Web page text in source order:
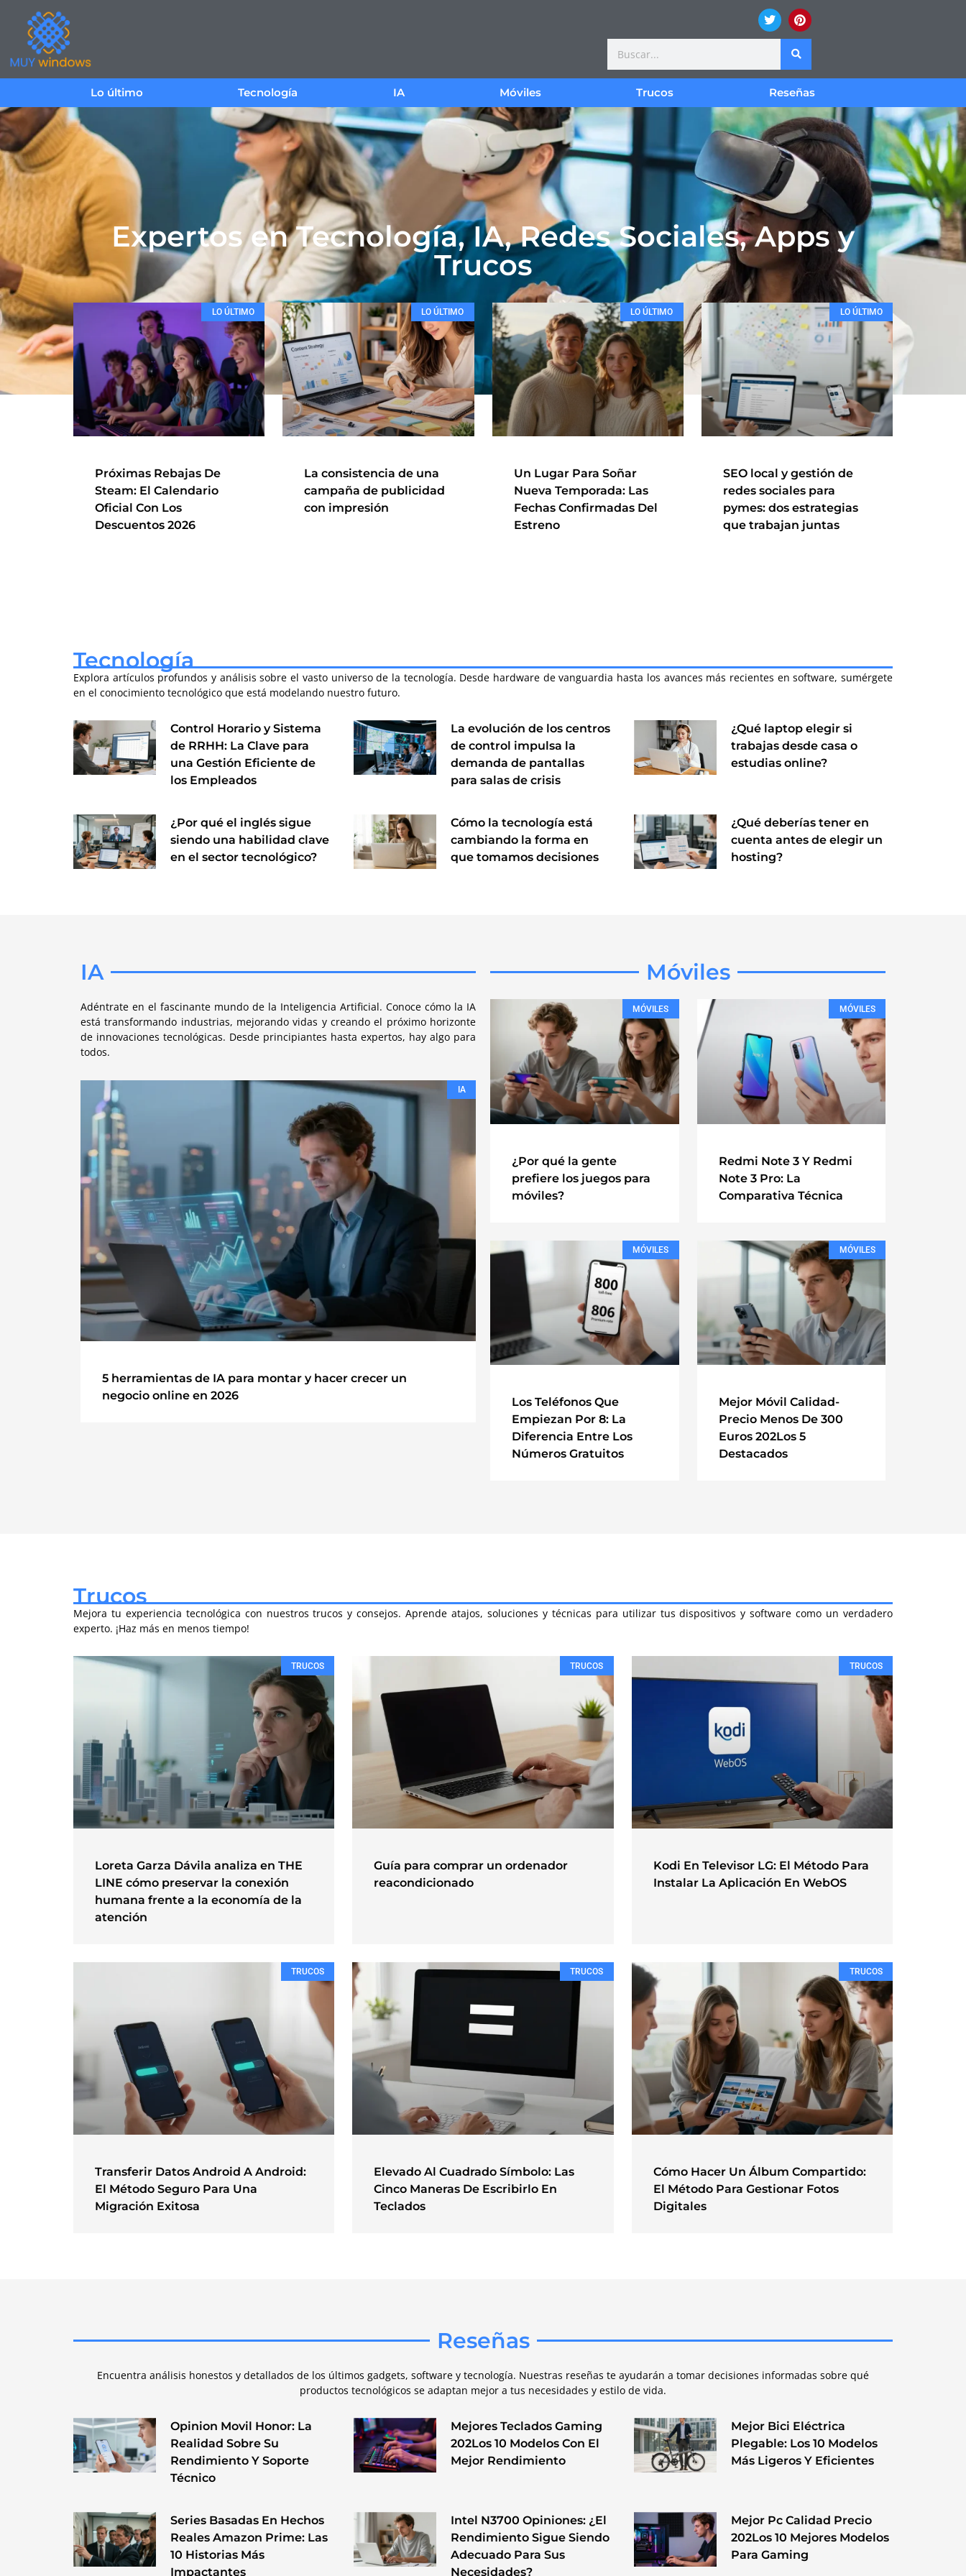
Lo último Tecnología IA Móviles Trucos Reseñas
Expertos en Tecnología, IA, Redes Sociales, Apps y
Trucos
LO ÚLTIMO
Próximas Rebajas De
Steam: El Calendario
Oficial Con Los
Descuentos 2026
LO ÚLTIMO
La consistencia de una
campaña de publicidad
con impresión
LO ÚLTIMO
Un Lugar Para Soñar
Nueva Temporada: Las
Fechas Confirmadas Del
Estreno
LO ÚLTIMO
SEO local y gestión de
redes sociales para
pymes: dos estrategias
que trabajan juntas
Tecnología
Explora artículos profundos y análisis sobre el vasto universo de la tecnología. Desde hardware de vanguardia hasta los avances más recientes en software, sumérgete
en el conocimiento tecnológico que está modelando nuestro futuro.
Control Horario y Sistema
de RRHH: La Clave para
una Gestión Eficiente de
los Empleados
La evolución de los centros
de control impulsa la
demanda de pantallas
para salas de crisis
¿Qué laptop elegir si
trabajas desde casa o
estudias online?
¿Por qué el inglés sigue
siendo una habilidad clave
en el sector tecnológico?
Cómo la tecnología está
cambiando la forma en
que tomamos decisiones
¿Qué deberías tener en
cuenta antes de elegir un
hosting?
IA
Adéntrate en el fascinante mundo de la Inteligencia Artificial. Conoce cómo la IA
está transformando industrias, mejorando vidas y creando el próximo horizonte
de innovaciones tecnológicas. Desde principiantes hasta expertos, hay algo para
todos.
IA
5 herramientas de IA para montar y hacer crecer un
negocio online en 2026
Móviles
MÓVILES
¿Por qué la gente
prefiere los juegos para
móviles?
MÓVILES
Redmi Note 3 Y Redmi
Note 3 Pro: La
Comparativa Técnica
MÓVILES
Los Teléfonos Que
Empiezan Por 8: La
Diferencia Entre Los
Números Gratuitos
MÓVILES
Mejor Móvil Calidad-
Precio Menos De 300
Euros 202Los 5
Destacados
Trucos
Mejora tu experiencia tecnológica con nuestros trucos y consejos. Aprende atajos, soluciones y técnicas para utilizar tus dispositivos y software como un verdadero
experto. ¡Haz más en menos tiempo!
TRUCOS
Loreta Garza Dávila analiza en THE
LINE cómo preservar la conexión
humana frente a la economía de la
atención
TRUCOS
Guía para comprar un ordenador
reacondicionado
TRUCOS
Kodi En Televisor LG: El Método Para
Instalar La Aplicación En WebOS
TRUCOS
Transferir Datos Android A Android:
El Método Seguro Para Una
Migración Exitosa
TRUCOS
Elevado Al Cuadrado Símbolo: Las
Cinco Maneras De Escribirlo En
Teclados
TRUCOS
Cómo Hacer Un Álbum Compartido:
El Método Para Gestionar Fotos
Digitales
Reseñas
Encuentra análisis honestos y detallados de los últimos gadgets, software y tecnología. Nuestras reseñas te ayudarán a tomar decisiones informadas sobre qué
productos tecnológicos se adaptan mejor a tus necesidades y estilo de vida.
Opinion Movil Honor: La
Realidad Sobre Su
Rendimiento Y Soporte
Técnico
Mejores Teclados Gaming
202Los 10 Modelos Con El
Mejor Rendimiento
Mejor Bici Eléctrica
Plegable: Los 10 Modelos
Más Ligeros Y Eficientes
Series Basadas En Hechos
Reales Amazon Prime: Las
10 Historias Más
Impactantes
Intel N3700 Opiniones: ¿El
Rendimiento Sigue Siendo
Adecuado Para Sus
Necesidades?
Mejor Pc Calidad Precio
202Los 10 Mejores Modelos
Para Gaming